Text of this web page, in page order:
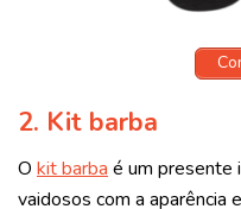
2. Kit barba
O kit barba é um presente
vaidosos com a aparência